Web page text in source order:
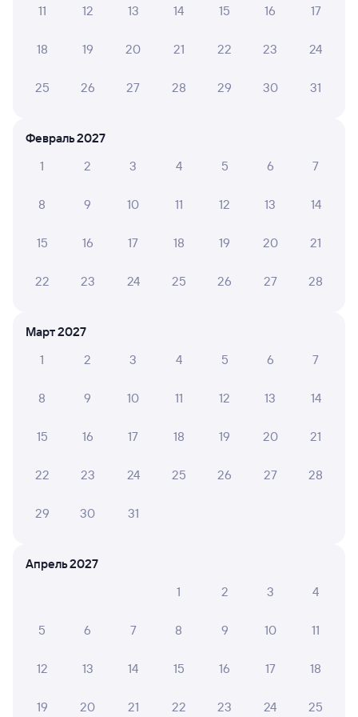
Способы оплаты
Правила работы сервиса
Железнодорожные билеты Белая Глина
11 12 13 14 15 16 17
18 19 20 21 22 23 24
25 26 27 28 29 30 31
Февраль 2027
1
2 3 4 5 6 7
8 9 10 11 12 13 14
15 16 17 18 19 20 21
22 23 24 25 26 27 28
Март 2027
1
2 3 4 5 6 7
8 9 10 11 12 13 14
15 16 17 18 19 20 21
22 23 24 25 26 27 28
29 30 31
Апрель 2027
1
2 3 4
5 6 7 8 9 10 11
12 13 14 15 16 17 18
19 20 21 22 23 24 25